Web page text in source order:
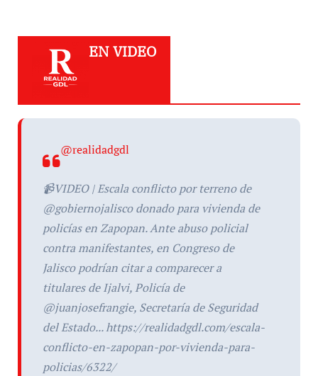
EN VIDEO
@realidadgdl
📹VIDEO | Escala conflicto por terreno de
@gobiernojalisco donado para vivienda de
policías en Zapopan. Ante abuso policial
contra manifestantes, en Congreso de
Jalisco podrían citar a comparecer a
titulares de Ijalvi, Policía de
@juanjosefrangie, Secretaría de Seguridad
del Estado... https://realidadgdl.com/escala-
conflicto-en-zapopan-por-vivienda-para-
policias/6322/